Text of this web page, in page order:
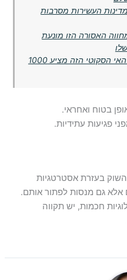
העשירות מסרבות
האסורה הזו מונעת
מגייס עובדים חושף מדוע האי הסקוטי הזה מציע 1000
בטוח ואחראי.
פגיעות עתידיות.
בעזרת אסטרטגיות
גם מנסות לפתור אותם.
חכמות, יש תקווה